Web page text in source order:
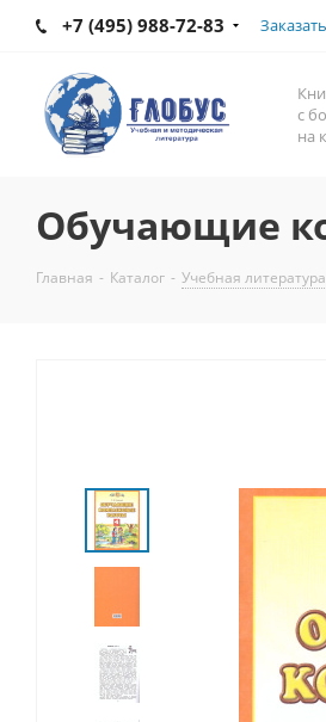
+7 (495) 988-72-83
с
на
Обучающие
Главная - Каталог - Учебная